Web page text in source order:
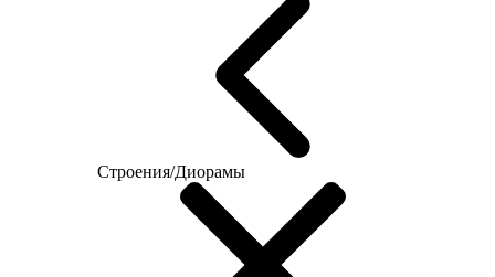
Строения/Диорамы